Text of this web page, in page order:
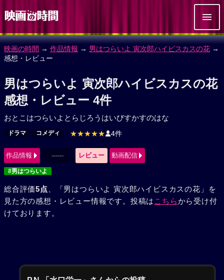
映画の時間 → 作品情報 → 男はつらいよ 寅次郎ハイビスカスの花 →
感想・レビュー
男はつらいよ 寅次郎ハイビスカスの花
感想・レビュー 4件
おとこはつらいよとらじろうはいびすかすのはな
ドラマ コメディ ★★★★★ 4件
作品情報 ------ レビュー 動画配信
#男はつらいよ
総合評価5点 、「男はつらいよ 寅次郎ハイビスカスの花」を
見た方の感想・レビュー情報です。投稿は こちらから受け付
けております。